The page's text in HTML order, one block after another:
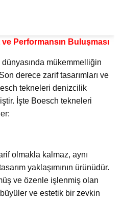
Performansın Buluşması
mükemmelliğin
derece zarif tasarımları ve
tekneleri denizcilik
İşte Boesch tekneleri
olmakla kalmaz, aynı
yaklaşımının ürünüdür.
ve özenle işlenmiş olan
ve estetik bir zevkin